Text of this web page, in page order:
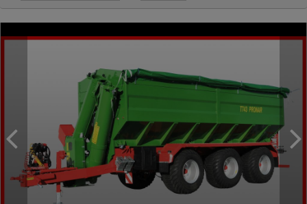
KOSZYK
HISTORIA